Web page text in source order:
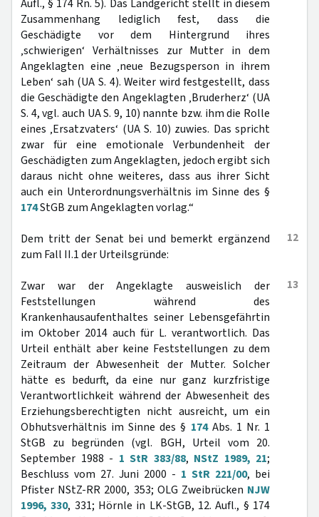
Aufl., § 174 Rn. 5). Das Landgericht stellt in diesem
Zusammenhang lediglich fest, dass die
Geschädigte vor dem Hintergrund ihres
‚schwierigen‘ Verhältnisses zur Mutter in dem
Angeklagten eine ‚neue Bezugsperson in ihrem
Leben‘ sah (UA S. 4). Weiter wird festgestellt, dass
die Geschädigte den Angeklagten ‚Bruderherz‘ (UA
S. 4, vgl. auch UA S. 9, 10) nannte bzw. ihm die Rolle
eines ‚Ersatzvaters‘ (UA S. 10) zuwies. Das spricht
zwar für eine emotionale Verbundenheit der
Geschädigten zum Angeklagten, jedoch ergibt sich
daraus nicht ohne weiteres, dass aus ihrer Sicht
auch ein Unterordnungsverhältnis im Sinne des §
174StGB zum Angeklagten vorlag.“
12
Dem tritt der Senat bei und bemerkt ergänzend
zum Fall II.1 der Urteilsgründe:
13
Zwar war der Angeklagte ausweislich der
Feststellungen während des
Krankenhausaufenthaltes seiner Lebensgefährtin
im Oktober 2014 auch für L. verantwortlich. Das
Urteil enthält aber keine Feststellungen zu dem
Zeitraum der Abwesenheit der Mutter. Solcher
hätte es bedurft, da eine nur ganz kurzfristige
Verantwortlichkeit während der Abwesenheit des
Erziehungsberechtigten nicht ausreicht, um ein
Obhutsverhältnis im Sinne des § 174Abs. 1 Nr. 1
StGB zu begründen (vgl. BGH, Urteil vom 20.
September 1988 - 1 StR 383/88, NStZ 1989, 21;
Beschluss vom 27. Juni 2000 - 1 StR 221/00, bei
Pfister NStZ-RR 2000, 353; OLG Zweibrücken NJW
1996, 330, 331; Hörnle in LK-StGB, 12. Aufl., § 174